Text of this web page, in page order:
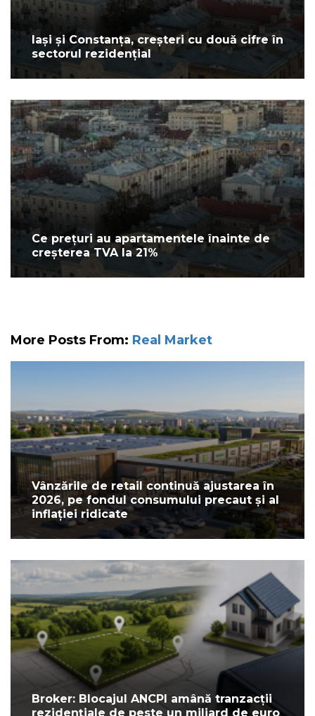
Iași și Constanța, creșteri cu două cifre în
sectorul rezidențial
Ce prețuri au apartamentele înainte de
creșterea TVA la 21%
More Posts From: Real Market
Vânzările de retail continuă ajustarea în
2026, pe fondul consumului precaut și al
inflației ridicate
Broker: Blocajul ANCPI amână tranzacții
rezidențiale de peste un miliard de euro